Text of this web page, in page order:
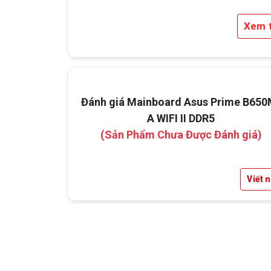
giúp cải
khả năng truyền tín hiệu bộ nhớ, giảm độ trễ
Xem
Đánh giá Mainboard Asus Prime
A WIFI II DDR5
(Sản Phẩm Chưa Được Đánh giá)
Viết